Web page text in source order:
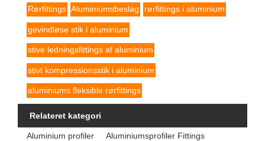
Rørfittings Aluminiumsbeslag rørfittings i aluminium
gevindløse stik i aluminium
stive ledningsfittings af aluminium
stivt kompressionsstik i aluminium
aluminiums fleksible rørfittings
Relateret kategori
Aluminium profiler Aluminiumsprofiler Fittings